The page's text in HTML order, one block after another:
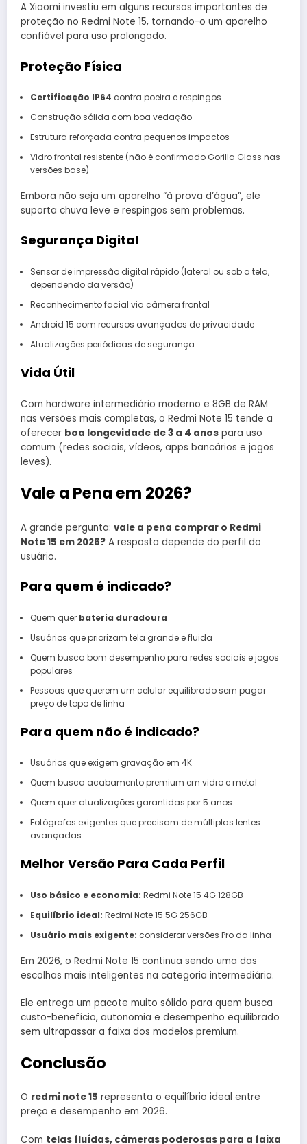
A Xiaomi investiu em alguns recursos importantes de
proteção no Redmi Note 15, tornando-o um aparelho
confiável para uso prolongado.
Proteção Física
Certificação IP64 contra poeira e respingos
Construção sólida com boa vedação
Estrutura reforçada contra pequenos impactos
Vidro frontal resistente (não é confirmado Gorilla Glass nas
versões base)
Embora não seja um aparelho “à prova d’água”, ele
suporta chuva leve e respingos sem problemas.
Segurança Digital
Sensor de impressão digital rápido (lateral ou sob a tela,
dependendo da versão)
Reconhecimento facial via câmera frontal
Android 15 com recursos avançados de privacidade
Atualizações periódicas de segurança
Vida Útil
Com hardware intermediário moderno e 8GB de RAM
nas versões mais completas, o Redmi Note 15 tende a
oferecer boa longevidade de 3 a 4 anos para uso
comum (redes sociais, vídeos, apps bancários e jogos
leves).
Vale a Pena em 2026?
A grande pergunta: vale a pena comprar o Redmi
Note 15 em 2026? A resposta depende do perfil do
usuário.
Para quem é indicado?
Quem quer bateria duradoura
Usuários que priorizam tela grande e fluida
Quem busca bom desempenho para redes sociais e jogos
populares
Pessoas que querem um celular equilibrado sem pagar
preço de topo de linha
Para quem não é indicado?
Usuários que exigem gravação em 4K
Quem busca acabamento premium em vidro e metal
Quem quer atualizações garantidas por 5 anos
Fotógrafos exigentes que precisam de múltiplas lentes
avançadas
Melhor Versão Para Cada Perfil
Uso básico e economia: Redmi Note 15 4G 128GB
Equilíbrio ideal: Redmi Note 15 5G 256GB
Usuário mais exigente: considerar versões Pro da linha
Em 2026, o Redmi Note 15 continua sendo uma das
escolhas mais inteligentes na categoria intermediária.
Ele entrega um pacote muito sólido para quem busca
custo-benefício, autonomia e desempenho equilibrado
sem ultrapassar a faixa dos modelos premium.
Conclusão
O redmi note 15 representa o equilíbrio ideal entre
preço e desempenho em 2026.
Com telas fluídas, câmeras poderosas para a faixa